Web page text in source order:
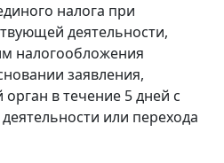
налога при
деятельности,
налогообложения
заявления,
в течение 5 дней с
или перехода